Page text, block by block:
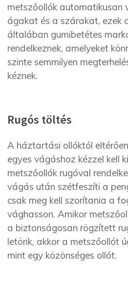
metszőollók automatikusan
ágakat és a szárakat, ezek
általában gumibetétes
rendelkeznek, amelyeket
szinte semmilyen
kéznek.
Rugós töltés
A háztartási ollóktól
egyes vágáshoz kézzel kell
metszőollók rugóval
vágás után szétfeszíti a
csak meg kell szorítania a
vághasson. Amikor
a biztonságosan rögzített
letörik, akkor a metszőollót
mint egy közönséges ollót.